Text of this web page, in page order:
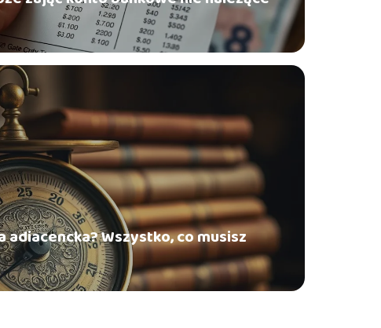
adiacencka? Wszystko, co musisz